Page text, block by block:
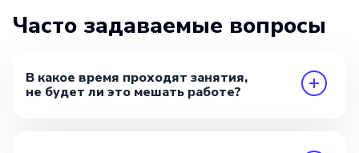
Часто задаваемые вопросы
В какое время проходят занятия,
не будет ли это мешать работе?